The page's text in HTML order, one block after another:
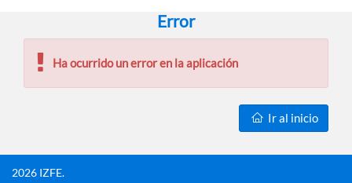
Error
Ha ocurrido un error en la aplicación
Ir al inicio
2026 IZFE.